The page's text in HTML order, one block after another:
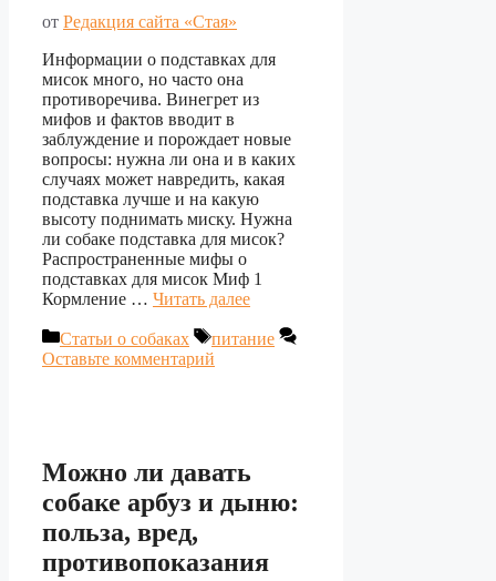
от Редакция сайта «Стая»
Информации о подставках для
мисок много, но часто она
противоречива. Винегрет из
мифов и фактов вводит в
заблуждение и порождает новые
вопросы: нужна ли она и в каких
случаях может навредить, какая
подставка лучше и на какую
высоту поднимать миску. Нужна
ли собаке подставка для мисок?
Распространенные мифы о
подставках для мисок Миф 1
Кормление … Читать далее
Рубрики
Статьи о собаках Метки
питание
Оставьте комментарий
Можно ли давать
собаке арбуз и дыню:
польза, вред,
противопоказания